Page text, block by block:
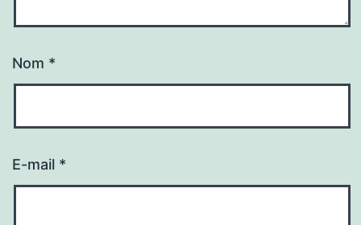
Nom *
E-mail *